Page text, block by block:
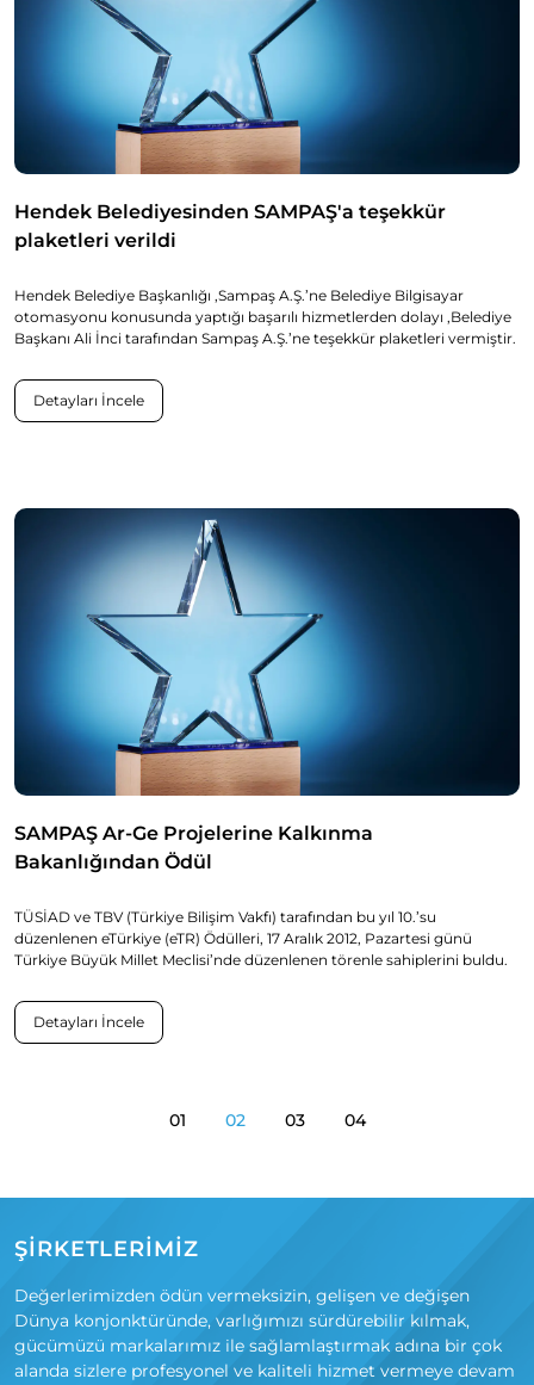
Hendek Belediyesinden SAMPAŞ'a teşekkür
plaketleri verildi
Hendek Belediye Başkanlığı ,Sampaş A.Ş.’ne Belediye Bilgisayar
otomasyonu konusunda yaptığı başarılı hizmetlerden dolayı ,Belediye
Başkanı Ali İnci tarafından Sampaş A.Ş.’ne teşekkür plaketleri vermiştir.
Detayları İncele
SAMPAŞ Ar-Ge Projelerine Kalkınma
Bakanlığından Ödül
TÜSİAD ve TBV (Türkiye Bilişim Vakfı) tarafından bu yıl 10.’su
düzenlenen eTürkiye (eTR) Ödülleri, 17 Aralık 2012, Pazartesi günü
Türkiye Büyük Millet Meclisi’nde düzenlenen törenle sahiplerini buldu.
Detayları İncele
01 02 03 04
ŞİRKETLERİMİZ
Değerlerimizden ödün vermeksizin, gelişen ve değişen
Dünya konjonktüründe, varlığımızı sürdürebilir kılmak,
gücümüzü markalarımız ile sağlamlaştırmak adına bir çok
alanda sizlere profesyonel ve kaliteli hizmet vermeye devam